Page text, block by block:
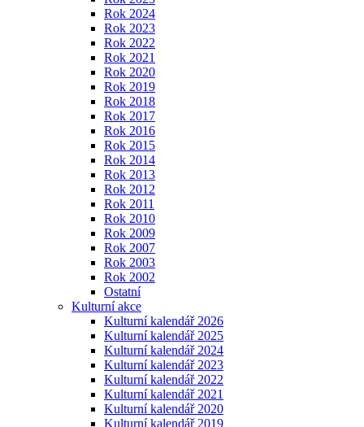
Rok 2024
Rok 2023
Rok 2022
Rok 2021
Rok 2020
Rok 2019
Rok 2018
Rok 2017
Rok 2016
Rok 2015
Rok 2014
Rok 2013
Rok 2012
Rok 2011
Rok 2010
Rok 2009
Rok 2007
Rok 2003
Rok 2002
Ostatní
Kulturní akce
Kulturní kalendář 2026
Kulturní kalendář 2025
Kulturní kalendář 2024
Kulturní kalendář 2023
Kulturní kalendář 2022
Kulturní kalendář 2021
Kulturní kalendář 2020
Kulturní kalendář 2019